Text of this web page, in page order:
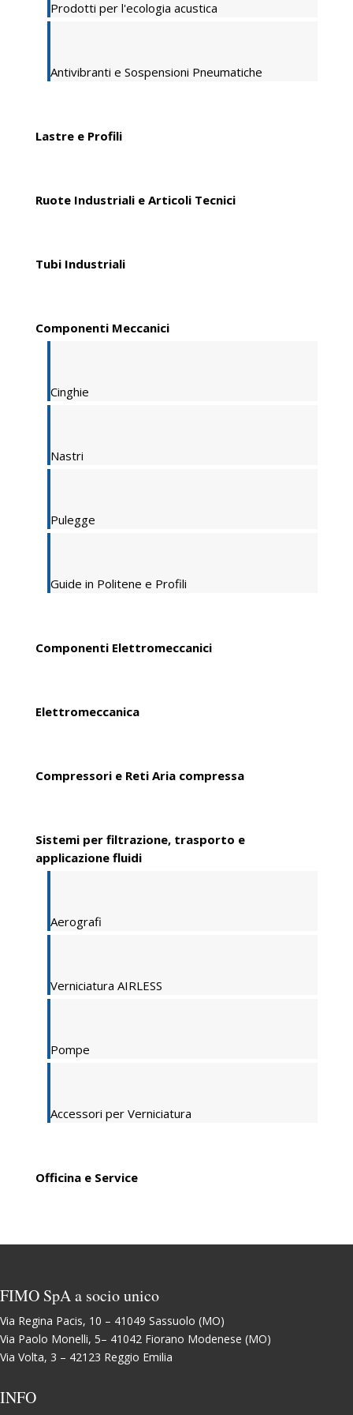
Prodotti per l'ecologia acustica
Antivibranti e Sospensioni Pneumatiche
Lastre e Profili
Ruote Industriali e Articoli Tecnici
Tubi Industriali
Componenti Meccanici
Cinghie
Nastri
Pulegge
Guide in Politene e Profili
Componenti Elettromeccanici
Elettromeccanica
Compressori e Reti Aria compressa
Sistemi per filtrazione, trasporto e
applicazione fluidi
Aerografi
Verniciatura AIRLESS
Pompe
Accessori per Verniciatura
Officina e Service
FIMO SpA a socio unico
Via Regina Pacis, 10 – 41049 Sassuolo (MO)
Via Paolo Monelli, 5– 41042 Fiorano Modenese (MO)
Via Volta, 3 – 42123 Reggio Emilia
INFO